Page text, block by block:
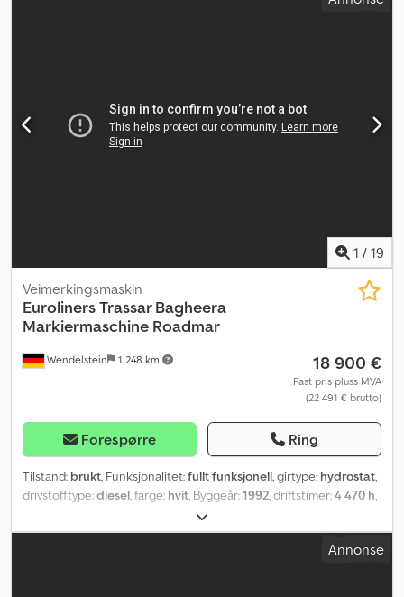
1 / 19
Wendelstein 1 248 km
Veimerkingsmaskin
EurolinersTrassar Bagheera
Markiermaschine Roadmar
18 900 €
Fast pris pluss MVA
(22 491 € brutto)
Forespørre Ring
Tilstand: brukt, Funksjonalitet:fullt funksjonell, girtype: hydrostat,
drivstofftype:diesel , farge: hvit , Byggeår:1992 , driftstimer:4 470 h
Annonse